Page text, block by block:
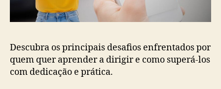
Descubra os principais desafios enfrentados por
quem quer aprender a dirigir e como superá-los
com dedicação e prática.